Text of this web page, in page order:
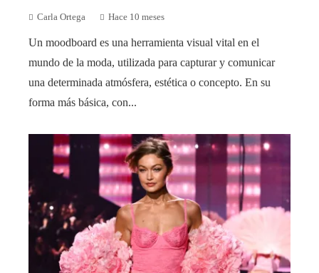
Carla Ortega Hace 10 meses
Un moodboard es una herramienta visual vital en el
mundo de la moda, utilizada para capturar y comunicar
una determinada atmósfera, estética o concepto. En su
forma más básica, con...